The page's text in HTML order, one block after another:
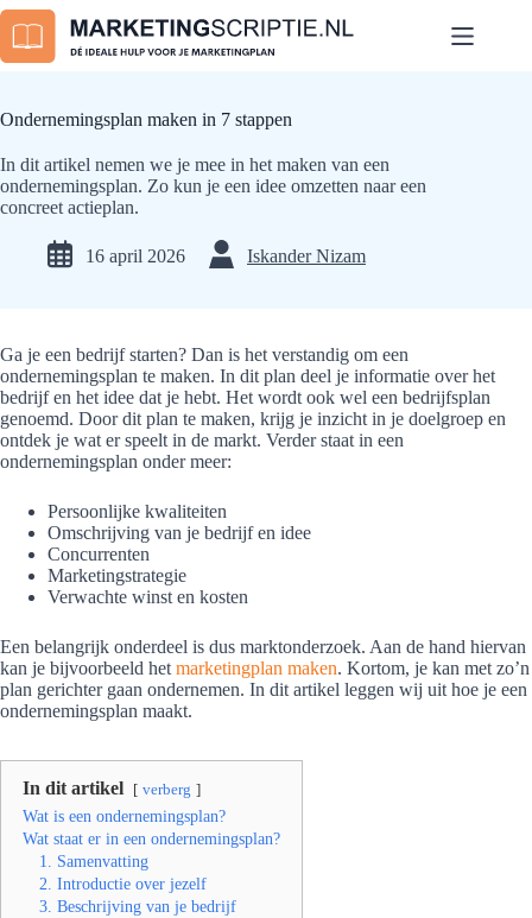
Ga
naar
de
Ondernemingsplan maken in 7 stappen
In dit artikel nemen we je mee in het maken van een
ondernemingsplan. Zo kun je een idee omzetten naar een
concreet actieplan.
16 april 2026 Iskander Nizam
Ga je een bedrijf starten? Dan is het verstandig om een
ondernemingsplan te maken. In dit plan deel je informatie over het
bedrijf en het idee dat je hebt. Het wordt ook wel een bedrijfsplan
genoemd. Door dit plan te maken, krijg je inzicht in je doelgroep en
ontdek je wat er speelt in de markt. Verder staat in een
ondernemingsplan onder meer:
Persoonlijke kwaliteiten
Omschrijving van je bedrijf en idee
Concurrenten
Marketingstrategie
Verwachte winst en kosten
Een belangrijk onderdeel is dus marktonderzoek. Aan de hand hiervan
kan je bijvoorbeeld het marketingplan maken. Kortom, je kan met zo’n
plan gerichter gaan ondernemen. In dit artikel leggen wij uit hoe je een
ondernemingsplan maakt.
In dit artikel verberg
Wat is een ondernemingsplan?
Wat staat er in een ondernemingsplan?
1. Samenvatting
2. Introductie over jezelf
3. Beschrijving van je bedrijf